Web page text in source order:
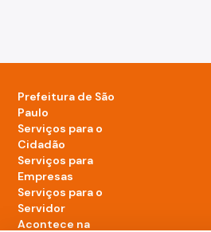
Prefeitura de São
Paulo
Serviços para o
Cidadão
Serviços para
Empresas
Serviços para o
Servidor
Acontece na